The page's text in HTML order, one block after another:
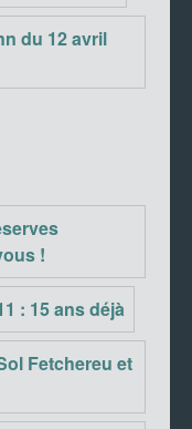
du 12 avril
!
: 15 ans déjà
Fetchereu et